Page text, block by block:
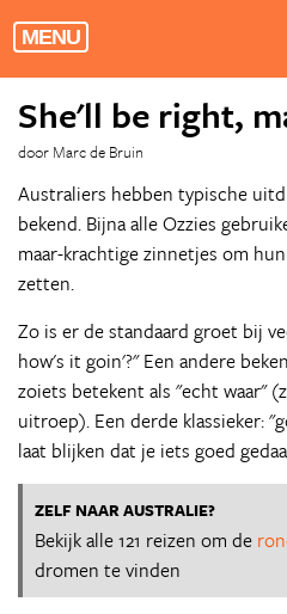
MENU
She'll be right,
door Marc de Bruin
Australiers hebben typische
bekend. Bijna alle Ozzies
maar-krachtige zinnetjes om
zetten.
Zo is er de standaard groet bij
how's it goin'?" Een andere
zoiets betekent als "echt waar"
uitroep). Een derde klassieker:
laat blijken dat je iets goed
ZELF NAAR AUSTRALIE?
Bekijk alle 121 reizen om de
dromen te vinden